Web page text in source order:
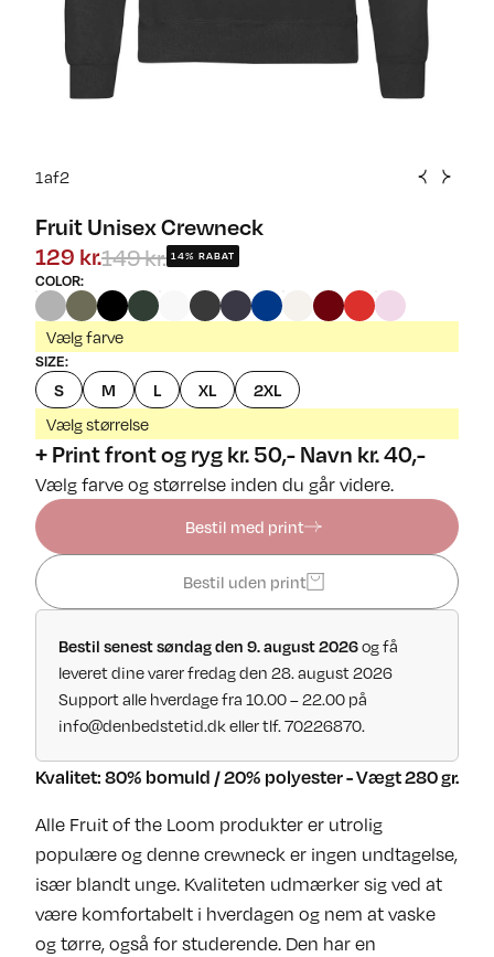
1af2
Fruit Unisex Crewneck
129 kr.149 kr. 14% RABAT
COLOR:
Vælg farve
SIZE:
S M L XL 2XL
Vælg størrelse
+ Print front og ryg kr. 50,- Navn kr. 40,-
Vælg farve og størrelse inden du går videre.
Bestil med print
Bestil uden print
Bestil senest søndag den 9. august 2026og få
leveret dine varer fredag den 28. august 2026
Support alle hverdage fra 10.00 – 22.00 på
info@denbedstetid.dk eller tlf. 70226870.
Kvalitet: 80% bomuld / 20% polyester - Vægt 280 gr.
Alle Fruit of the Loom produkter er utrolig
populære og denne crewneck er ingen undtagelse,
især blandt unge. Kvaliteten udmærker sig ved at
være komfortabelt i hverdagen og nem at vaske
og tørre, også for studerende. Den har en